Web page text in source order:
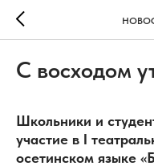
С восходом
Школьники и
участие в I
осетинском языке